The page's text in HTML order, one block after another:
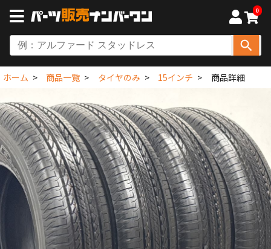
0
ホーム 商品一覧 タイヤのみ 15インチ 商品詳細